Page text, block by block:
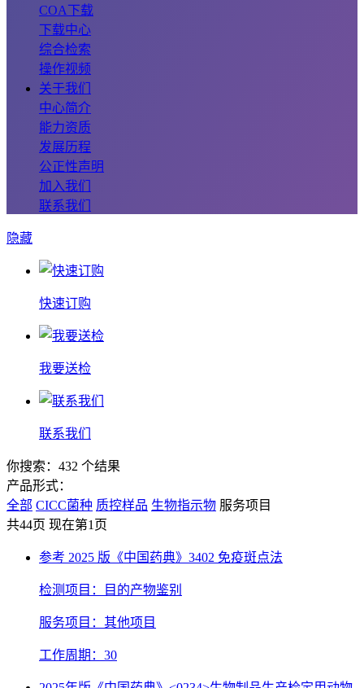
COA下载
下载中心
综合检索
操作视频
关于我们
中心简介
能力资质
发展历程
公正性声明
加入我们
联系我们
隐藏
快速订购
我要送检
联系我们
你搜索：432 个结果
产品形式：
全部 CICC菌种 质控样品 生物指示物 服务项目
共44页 现在第1页
参考 2025 版《中国药典》3402 免疫斑点法
检测项目：目的产物鉴别
服务项目：其他项目
工作周期：30